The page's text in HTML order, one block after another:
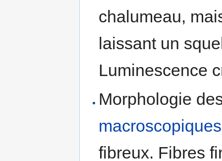
chalumeau,
laissant un
Luminescence
Morphologie
macroscopiques
fibreux. Fibres